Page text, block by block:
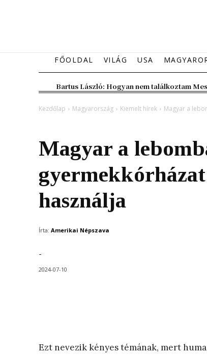
FŐOLDAL VILÁG USA
Bartus László: Hogyan nem találkoztam
Kezdőlap Magyarország Kiemelt hírek Magyar a
Magyar a
gyermekkórházat
használja
Írta: Amerikai Népszava
-
2024-07-10
Ezt nevezik kényes témának, mert